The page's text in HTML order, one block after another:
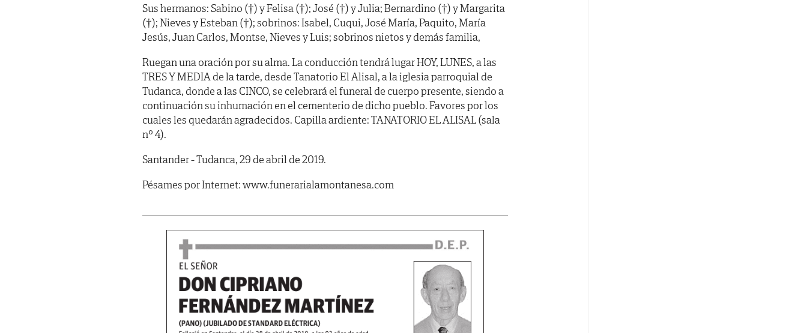
Sus hermanos: Sabino (†) y Felisa (†); José (†) y Julia; Bernardino (†) y Margarita
(†); Nieves y Esteban (†); sobrinos: Isabel, Cuqui, José María, Paquito, María
Jesús, Juan Carlos, Montse, Nieves y Luis; sobrinos nietos y demás familia,
Ruegan una oración por su alma. La conducción tendrá lugar HOY, LUNES, a las
TRES Y MEDIA de la tarde, desde Tanatorio El Alisal, a la iglesia parroquial de
Tudanca, donde a las CINCO, se celebrará el funeral de cuerpo presente, siendo a
continuación su inhumación en el cementerio de dicho pueblo. Favores por los
cuales les quedarán agradecidos. Capilla ardiente: TANATORIO EL ALISAL (sala
nº 4).
Santander - Tudanca, 29 de abril de 2019.
Pésames por Internet: www.funerarialamontanesa.com